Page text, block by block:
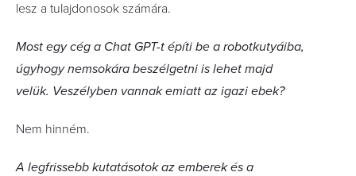
lesz a tulajdonosok számára.
Most egy cég a Chat GPT-t építi be a robotkutyáiba,
úgyhogy nemsokára beszélgetni is lehet majd
velük. Veszélyben vannak emiatt az igazi ebek?
Nem hinném.
A legfrissebb kutatásotok az emberek és a